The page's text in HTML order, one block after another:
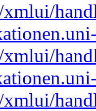
xmlui/
xmlui/
xmlui/